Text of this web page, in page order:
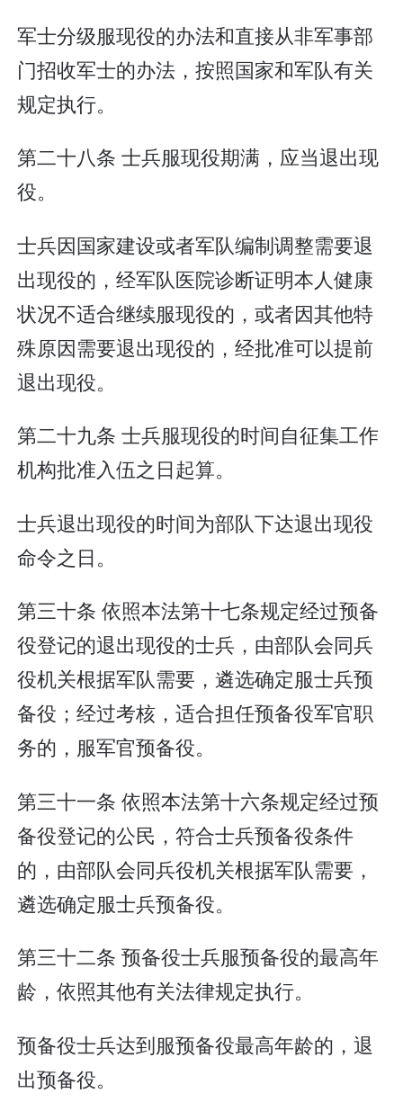
军士分级服现役的办法和直接从非军事部
门招收军士的办法，按照国家和军队有关
规定执行。
第二十八条 士兵服现役期满，应当退出现
役。
士兵因国家建设或者军队编制调整需要退
出现役的，经军队医院诊断证明本人健康
状况不适合继续服现役的，或者因其他特
殊原因需要退出现役的，经批准可以提前
退出现役。
第二十九条 士兵服现役的时间自征集工作
机构批准入伍之日起算。
士兵退出现役的时间为部队下达退出现役
命令之日。
第三十条 依照本法第十七条规定经过预备
役登记的退出现役的士兵，由部队会同兵
役机关根据军队需要，遴选确定服士兵预
备役；经过考核，适合担任预备役军官职
务的，服军官预备役。
第三十一条 依照本法第十六条规定经过预
备役登记的公民，符合士兵预备役条件
的，由部队会同兵役机关根据军队需要，
遴选确定服士兵预备役。
第三十二条 预备役士兵服预备役的最高年
龄，依照其他有关法律规定执行。
预备役士兵达到服预备役最高年龄的，退
出预备役。